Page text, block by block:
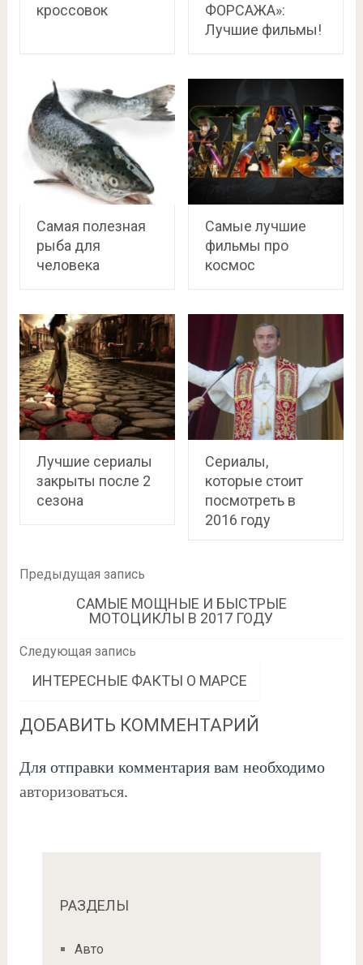
кроссовок
ФОРСАЖА»:
Лучшие фильмы!
Самая полезная
рыба для
человека
Самые лучшие
фильмы про
космос
Лучшие сериалы
закрыты после 2
сезона
Сериалы,
которые стоит
посмотреть в
2016 году
Предыдущая запись
САМЫЕ МОЩНЫЕ И БЫСТРЫЕ
МОТОЦИКЛЫ В 2017 ГОДУ
Следующая запись
ИНТЕРЕСНЫЕ ФАКТЫ О МАРСЕ
ДОБАВИТЬ КОММЕНТАРИЙ
Для отправки комментария вам необходимо
авторизоваться.
РАЗДЕЛЫ
Авто